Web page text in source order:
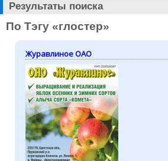
Результаты поиска
По Тэгу «глостер»
Журавлиное ОАО